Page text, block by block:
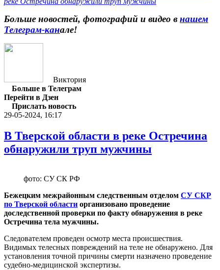
Больше новостей, фотографий и видео в нашем
Телеграм-канале!
Виктория
Больше в Телеграм
Перейти в Дзен
Прислать новость
29-05-2024, 16:17
В Тверской области в реке Остречина
обнаружили труп мужчины
фото: СУ СК РФ
Бежецким межрайонным следственным отделом СУ СКР
по Тверской области организовано проведение
доследственной проверки по факту обнаружения в реке
Остречина тела мужчины.
Следователем проведен осмотр места происшествия.
Видимых телесных повреждений на теле не обнаружено. Для
установления точной причины смерти назначено проведение
судебно-медицинской экспертизы.